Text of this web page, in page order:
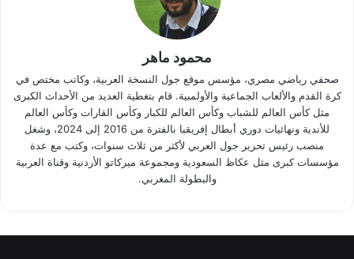
محمود ماهر
صحفي رياضي مصري، مؤسس موقع جول النسخة العربية، وكاتب مختص في
كرة القدم والألعاب الجماعية والأولمبية. قام بتغطية العديد من الأحداث الكبرى
مثل كأس العالم للشباب وكأس العالم للكبار وكأس القارات وكأس العالم
للأندية ونهائيات دوري أبطال إفريقيا بالفترة من 2016 إلى 2024، وشغل
منصب رئيس تحرير جول العربي لأكثر من ثلاث سنوات، وكتب مع عدة
مؤسسات كبرى مثل عكاظ السعودية ومجموعة ميركاتو الأردنية وقناة العربية
والبطولة المغربي.